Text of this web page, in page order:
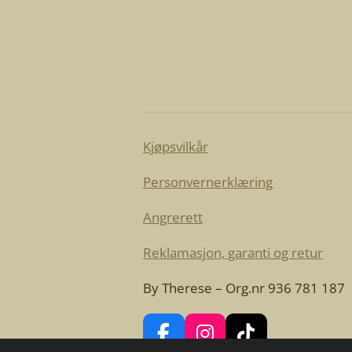
Kjøpsvilkår
Personvernerklæring
Angrerett
Reklamasjon, garanti og retur
By Therese – Org.nr 936 781 187
F
I
T